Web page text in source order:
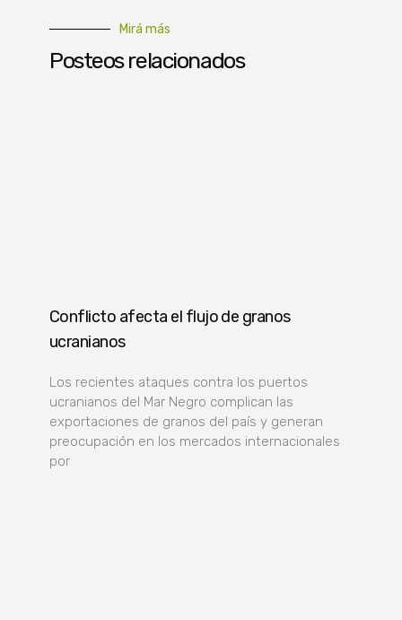
Mirá más
Posteos relacionados
Conflicto afecta el flujo de granos
ucranianos
Los recientes ataques contra los puertos
ucranianos del Mar Negro complican las
exportaciones de granos del país y generan
preocupación en los mercados internacionales
por